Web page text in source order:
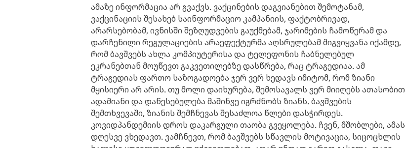
ამაზე ინფორმაცია არ გვაქვს. ვაქცინების დაგვიანებით შემოტანამ,
ვაქცინაციის შესახებ საინფორმაციო კამპანიის, ფაქტობრივად,
არარსებობამ, ივნისში შეზღუდვების გაუქმებამ, ჯარიმების ჩამოწერამ და
დარჩენილი რეგულაციების არაეფექტურმა აღსრულებამ მიგვიყვანა იქამდე,
რომ ბავშვებს ახლა კომპიუტერისა და ტელეფონის ჩაბნელებულ
ეკრანებთან მოუწევთ გაკვეთილებზე დასწრება, რაც ტრაგედიაა. ამ
ტრაგედიას ფართო საზოგადოება ჯერ ვერ ხედავს იმიტომ, რომ ზიანი
მყისიერი არ არის. თუ მოლი დაიხურება, შემოსავალს ვერ მიიღებს ათასობით
ადამიანი და დაწესებულება მაშინვე იგრძნობს ზიანს. ბავშვების
შემთხვევაში, ზიანის შემჩნევას შესაძლოა წლები დასჭირდეს.
კოვიდპანდემიის დროს დაკარგული თაობა გვეყოლება. ჩვენ, მშობლები, ამას
დღესვე ვხედავთ. ვამჩნევთ, რომ ბავშვებს სწავლის მოტივაცია, სიცოცხლის